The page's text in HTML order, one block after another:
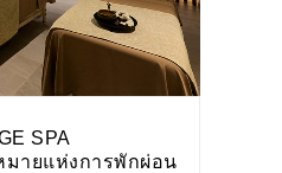
SPA
มายแห่งการพักผ่อน